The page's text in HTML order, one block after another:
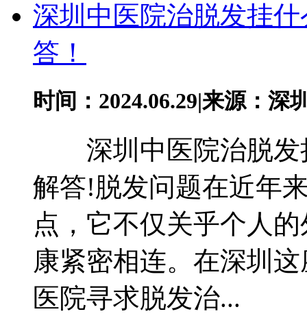
深圳中医院治脱发挂
答！
时间：2024.06.29|来源：深
深圳中医院治脱发
解答!脱发问题在近年
点，它不仅关乎个人
康紧密相连。在深圳
医院寻求脱发治...